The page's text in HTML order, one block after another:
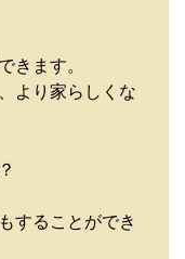
きます。
より家らしくな
することができ